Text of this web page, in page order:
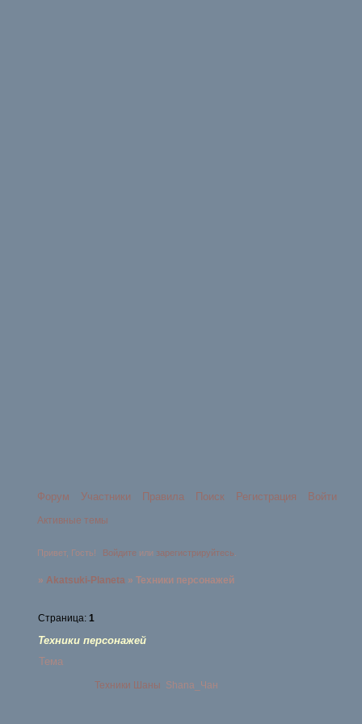
Форум Участники Правила Поиск Регистрация Войти
Активные темы
Привет, Гость! Войдите или зарегистрируйтесь.
»Akatsuki-Planeta »Техники персонажей
Техники персонажей
Страница:1
Тема
Техники Шаны Shana_Чан